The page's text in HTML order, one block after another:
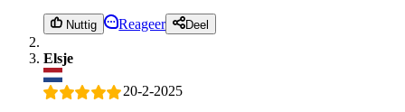
Nuttig Reageer Deel
Elsje
20-2-2025